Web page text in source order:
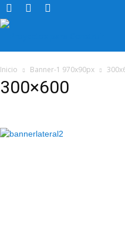
para
Inicio Banner-1 970x90px
300×600